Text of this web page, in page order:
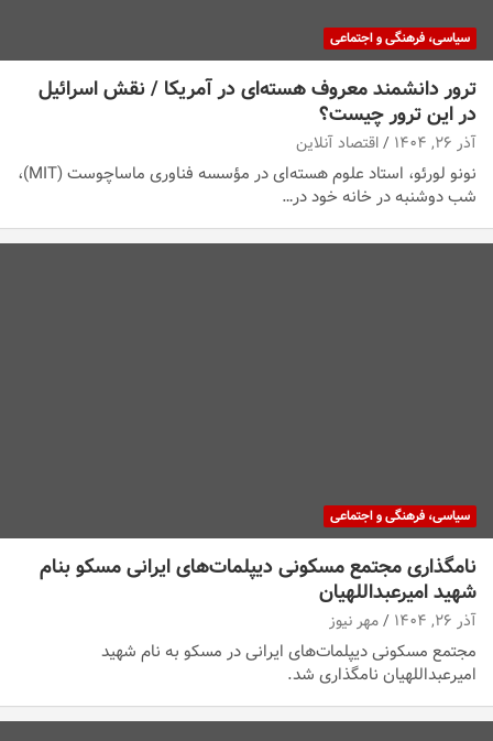
سیاسی، فرهنگی و اجتماعی
ترور دانشمند معروف هسته‌ای در آمریکا / نقش اسرائیل
در این ترور چیست؟
آذر ۲۶, ۱۴۰۴ اقتصاد آنلاین
نونو لورئو، استاد علوم هسته‌ای در مؤسسه فناوری ماساچوست (MIT)،
شب دوشنبه در خانه خود در…
سیاسی، فرهنگی و اجتماعی
نامگذاری مجتمع مسکونی دیپلمات‌های ایرانی مسکو بنام
شهید امیرعبداللهیان
آذر ۲۶, ۱۴۰۴ مهر نیوز
مجتمع مسکونی دیپلمات‌های ایرانی در مسکو به نام شهید
امیرعبداللهیان نامگذاری شد.